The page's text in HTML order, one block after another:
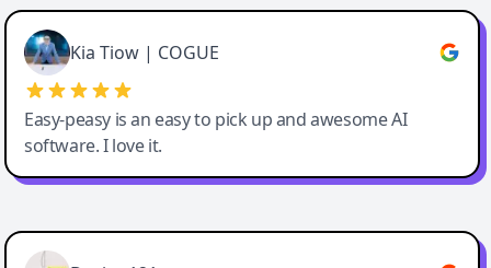
Cody Crabb
Great service, Best AI tool
Kia Tiow | COGUE
Easy-peasy is an easy to pick up and awesome AI
software. I love it.
Easy-Peasy AI